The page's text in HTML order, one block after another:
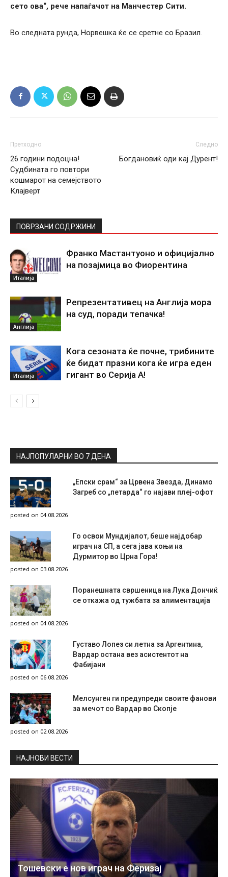
сето ова“, рече напаѓачот на Манчестер Сити.
Во следната рунда, Норвешка ќе се сретне со Бразил.
Претходно
26 години подоцна!
Судбината го повтори
кошмарот на семејството
Клајверт
Следно
Богдановиќ оди кај Дурент!
ПОВРЗАНИ СОДРЖИНИ
Италија
Франко Мастантуоно и официјално
на позајмица во Фиорентина
Англија
Репрезентативец на Англија мора
на суд, поради тепачка!
Италија
Кога сезоната ќе почне, трибините
ќе бидат празни кога ќе игра еден
гигант во Серија А!
НАЈПОПУЛАРНИ ВО 7 ДЕНА
„Епски срам“ за Црвена Звезда, Динамо
Загреб со „петарда“ го најави плеј-офот
posted on 04.08.2026
Го освои Мундијалот, беше најдобар
играч на СП, а сега јава коњи на
Дурмитор во Црна Гора!
posted on 03.08.2026
Поранешната свршеница на Лука Дончиќ
се откажа од тужбата за алиментација
posted on 04.08.2026
Густаво Лопез си летна за Аргентина,
Вардар остана вез асистентот на
Фабијани
posted on 06.08.2026
Мелсунген ги предупреди своите фанови
за мечот со Вардар во Скопје
posted on 02.08.2026
НAЈНОВИ ВЕСТИ
Тошевски е нов играч на Феризај